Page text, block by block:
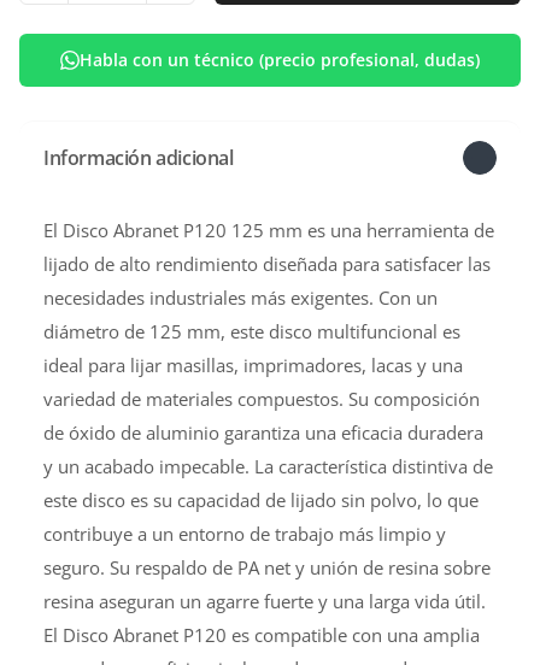
Habla con un técnico (precio profesional, dudas)
Información adicional
El Disco Abranet P120 125 mm es una herramienta de
lijado de alto rendimiento diseñada para satisfacer las
necesidades industriales más exigentes. Con un
diámetro de 125 mm, este disco multifuncional es
ideal para lijar masillas, imprimadores, lacas y una
variedad de materiales compuestos. Su composición
de óxido de aluminio garantiza una eficacia duradera
y un acabado impecable. La característica distintiva de
este disco es su capacidad de lijado sin polvo, lo que
contribuye a un entorno de trabajo más limpio y
seguro. Su respaldo de PA net y unión de resina sobre
resina aseguran un agarre fuerte y una larga vida útil.
El Disco Abranet P120 es compatible con una amplia